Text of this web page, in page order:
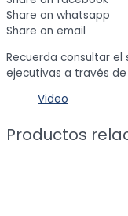
Share on whatsapp
Share on email
Recuerda consultar
ejecutivas a través de
Video
Productos